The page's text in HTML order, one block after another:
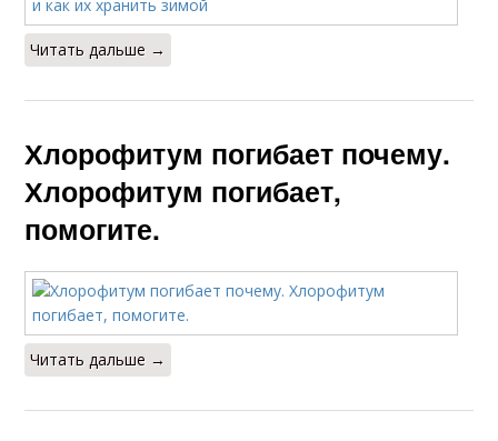
Читать дальше →
Хлорофитум погибает почему.
Хлорофитум погибает,
помогите.
Читать дальше →